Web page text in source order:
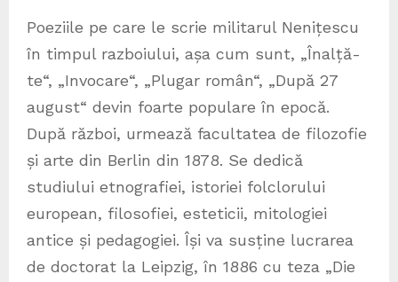
Poeziile pe care le scrie militarul Nenițescu
în timpul razboiului, așa cum sunt, „Înalță-
te“, „Invocare“, „Plugar român“, „După 27
august“ devin foarte populare în epocă.
După război, urmează facultatea de filozofie
și arte din Berlin din 1878. Se dedică
studiului etnografiei, istoriei folclorului
european, filosofiei, esteticii, mitologiei
antice și pedagogiei. Își va susține lucrarea
de doctorat la Leipzig, în 1886 cu teza „Die